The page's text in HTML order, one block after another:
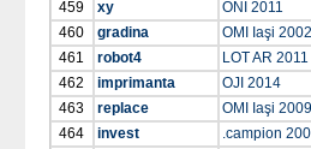
459 xy
ONI 2011
460
gradina
OMI Iaşi 2002
461
robot4
LOT AR 2011
462
imprimanta
OJI 2014
463
replace
OMI Iaşi 2009
464
invest
.campion